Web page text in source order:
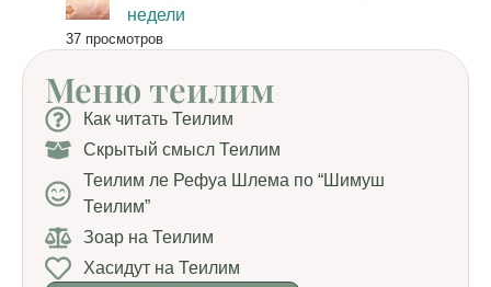
недели
37 просмотров
Меню теилим
Как читать Теилим
Скрытый смысл Теилим
Теилим ле Рефуа Шлема по “Шимуш
Теилим”
Зоар на Теилим
Хасидут на Теилим